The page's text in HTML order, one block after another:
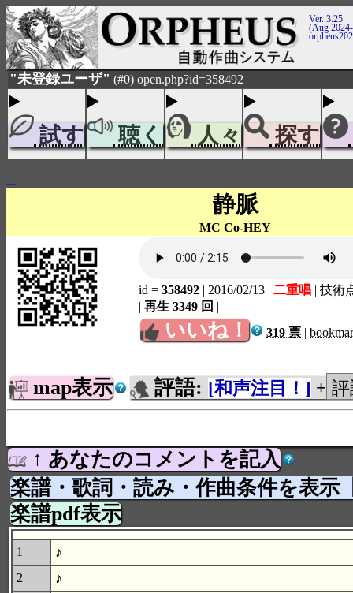
Ver. 3.25
(Aug
"未登録ユーザ" (#0) open.php?id=358492
試す 聴く 人々 探す
...
静脈
MC Co-HEY
id = 358492 | 2016/02/13 | 二重唱 | 技術
| 再生 3349 回 |
いいね！ 319 票 |
map表示 評語: [和声注目！] +
↑ あなたのコメントを記入
楽譜・歌詞・読み・作曲条件を表示
楽譜pdf表示
1 ♪
2 ♪